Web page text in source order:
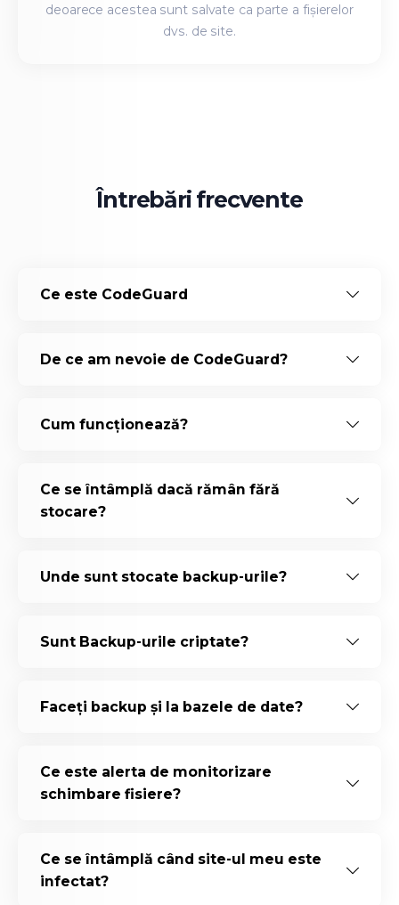
deoarece acestea sunt salvate ca parte a fișierelor
dvs. de site.
Întrebări frecvente
Ce este CodeGuard
De ce am nevoie de CodeGuard?
Cum funcționează?
Ce se întâmplă dacă rămân fără
stocare?
Unde sunt stocate backup-urile?
Sunt Backup-urile criptate?
Faceți backup și la bazele de date?
Ce este alerta de monitorizare
schimbare fisiere?
Ce se întâmplă când site-ul meu este
infectat?